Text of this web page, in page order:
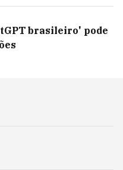
brasileiro' pode